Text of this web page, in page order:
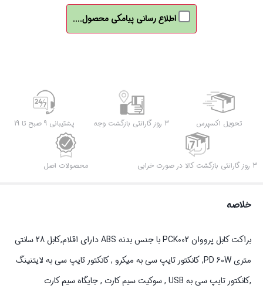
اطلاع رسانی پیامکی محصول....
تحویل اکسپرس 3 روز گارانتی بازگشت وجه پشتیبانی 9 صبح تا 19
3 روز گارانتی بازگشت کالا در صورت خرابی محصولات اصل
خلاصه
براکت کابل پرووان PCK002 با جنس بدنه ABS دارای اقلام,کابل 28 سانتی
متری PD 60W, کانکتور تایپ سی به میکرو , کانکتور تایپ سی به لایتنینگ
,کانکتور تایپ سی به USB , سوکیت سیم کارت , جایگاه سیم کارت